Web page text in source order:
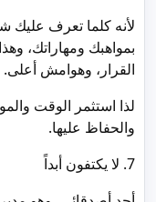
لأنه كلما تعرف عليك
بمواهبك ومهاراتك،
القرار، وهوامش أعلى.
لذا استثمر الوقت
والحفاظ عليها.
7. لا يكتفون أبداً